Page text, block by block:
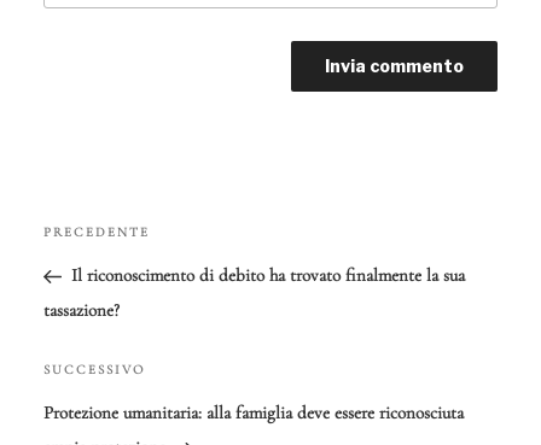
Articolo
precedente:
PRECEDENTE
Il riconoscimento di debito ha trovato finalmente la sua
tassazione?
Articolo
successivo
SUCCESSIVO
Protezione umanitaria: alla famiglia deve essere riconosciuta